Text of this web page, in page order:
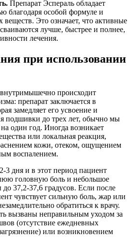
Препарат Эспераль обладает
благодаря особой формуле и
веществ. Это означает, что активные
лучше, быстрее и полнее,
лечения.
при использовании
происходит
препарат заключается в
замедляет его усвоение и
подшивки до трех лет, обычно мы
один год. Иногда возникает
или локальная реакция,
кожи, отеком, ощущением
воспалением.
3 дня и в этот период пациент
головную боль и небольшое
37,2-37,6 градусов. Если после
чувствует сильную боль, жар или
обратиться к врачу.
вызваны неправильным уходом за
(отсутствие ежедневных
или возникновением